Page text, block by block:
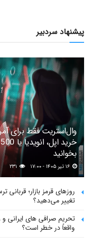
پیشنهاد سردبیر
وال‌استریت فقط برای
بخوانید
روزهای قرمز بازار؛ قربانی
تغییر می‌دهید؟
تحریم صرافی های ایرانی
واقعاً در خطر است؟